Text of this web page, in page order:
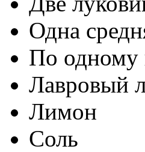
Одна
По одному
Лавровый
Лимон
Соль